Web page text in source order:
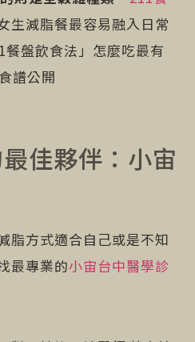
生減脂餐最容易融入日常
盤飲食法」怎麼吃最有
譜公開
佳夥伴：小宙
脂方式適合自己或是不知
最專業的小宙台中醫學診